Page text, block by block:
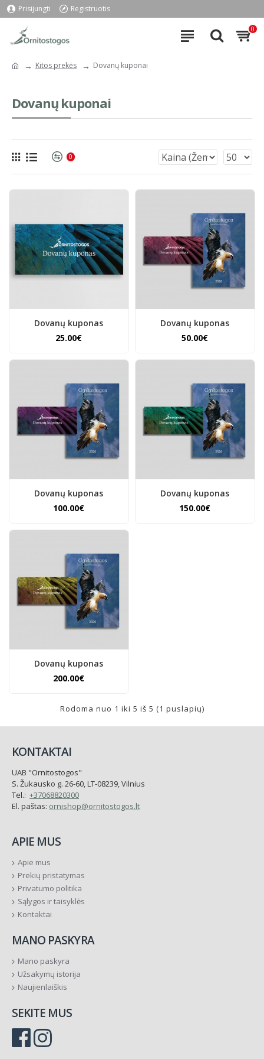
Prisijungti Registruotis
0
Kitos prekės Dovanų kuponai
Dovanų kuponai
0
Dovanų kuponas
25.00€
Dovanų kuponas
50.00€
Dovanų kuponas
100.00€
Dovanų kuponas
150.00€
Dovanų kuponas
200.00€
Rodoma nuo 1 iki 5 iš 5 (1 puslapių)
KONTAKTAI
UAB "Ornitostogos"
S. Žukausko g. 26-60, LT-08239, Vilnius
Tel.: +37068820300
El. paštas: ornishop@ornitostogos.lt
APIE MUS
Apie mus
Prekių pristatymas
Privatumo politika
Sąlygos ir taisyklės
Kontaktai
MANO PASKYRA
Mano paskyra
Užsakymų istorija
Naujienlaiškis
SEKITE MUS